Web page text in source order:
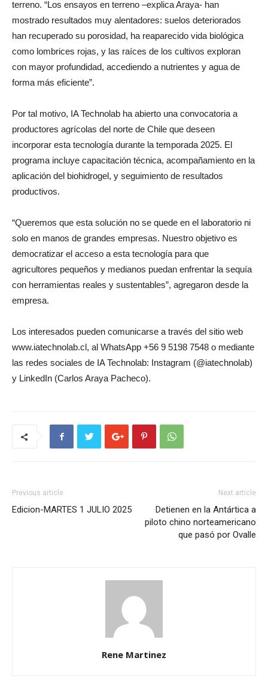
terreno. “Los ensayos en terreno –explica Araya- han
mostrado resultados muy alentadores: suelos deteriorados
han recuperado su porosidad, ha reaparecido vida biológica
como lombrices rojas, y las raíces de los cultivos exploran
con mayor profundidad, accediendo a nutrientes y agua de
forma más eficiente”.
Por tal motivo, IA Technolab ha abierto una convocatoria a
productores agrícolas del norte de Chile que deseen
incorporar esta tecnología durante la temporada 2025. El
programa incluye capacitación técnica, acompañamiento en la
aplicación del biohidrogel, y seguimiento de resultados
productivos.
“Queremos que esta solución no se quede en el laboratorio ni
solo en manos de grandes empresas. Nuestro objetivo es
democratizar el acceso a esta tecnología para que
agricultores pequeños y medianos puedan enfrentar la sequía
con herramientas reales y sustentables”, agregaron desde la
empresa.
Los interesados pueden comunicarse a través del sitio web
www.iatechnolab.cl, al WhatsApp +56 9 5198 7548 o mediante
las redes sociales de IA Technolab: Instagram (@iatechnolab)
y LinkedIn (Carlos Araya Pacheco).
Previous article
Edicion-MARTES 1 JULIO 2025
Next article
Detienen en la Antártica a
piloto chino norteamericano
que pasó por Ovalle
Rene Martinez